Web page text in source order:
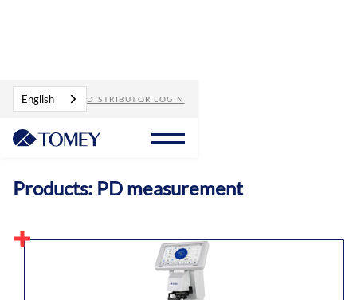
English DISTRIBUTOR LOGIN
Products PD measurement
Products: PD measurement